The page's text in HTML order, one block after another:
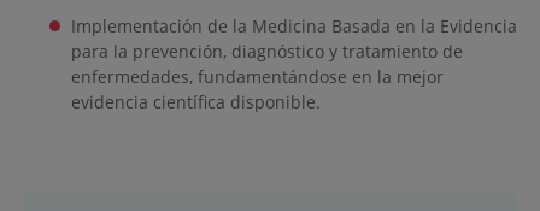
Implementación de la Medicina Basada en la Evidencia
para la prevención, diagnóstico y tratamiento de
enfermedades, fundamentándose en la mejor
evidencia científica disponible.